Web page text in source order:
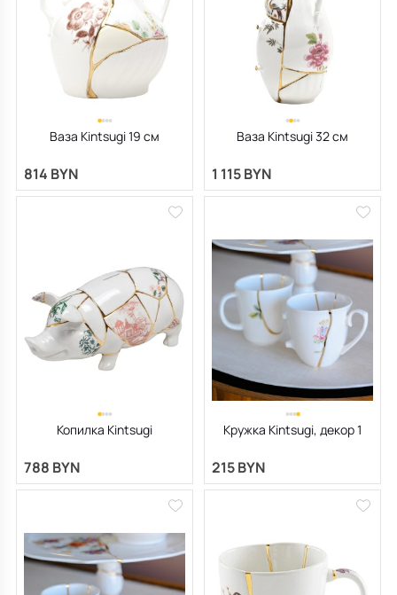
Ваза Kintsugi 19 см
814 BYN
Ваза Kintsugi 32 см
1 115 BYN
Копилка Kintsugi
788 BYN
Кружка Kintsugi, декор 1
215 BYN